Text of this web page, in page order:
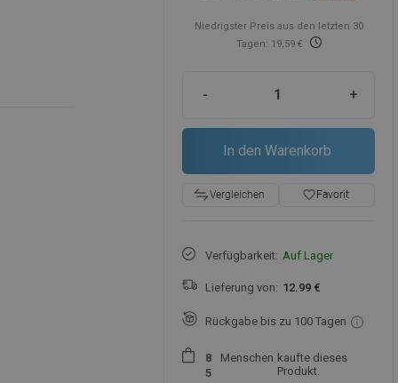
Niedrigster Preis aus den letzten 30
Tagen: 19,59 €
- +
In den Warenkorb
Vergleichen favorite_borderFavorit
Verfügbarkeit: Auf Lager
Lieferung von: 12.99 €
Rückgabe bis zu 100 Tagen
8
5
Menschen kaufte dieses
Produkt.